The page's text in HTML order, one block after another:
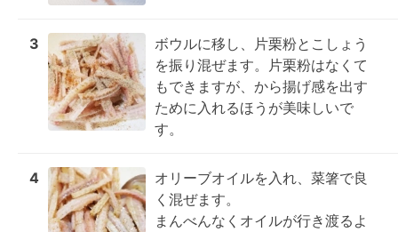
3
ボウルに移し、片栗粉とこしょう
を振り混ぜます。片栗粉はなくて
もできますが、から揚げ感を出す
ために入れるほうが美味しいで
す。
4
オリーブオイルを入れ、菜箸で良
く混ぜます。
まんべんなくオイルが行き渡るよ